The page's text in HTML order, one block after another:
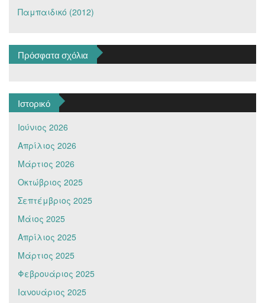
Παμπαιδικό (2012)
Πρόσφατα σχόλια
Ιστορικό
Ιούνιος 2026
Απρίλιος 2026
Μάρτιος 2026
Οκτώβριος 2025
Σεπτέμβριος 2025
Μάιος 2025
Απρίλιος 2025
Μάρτιος 2025
Φεβρουάριος 2025
Ιανουάριος 2025